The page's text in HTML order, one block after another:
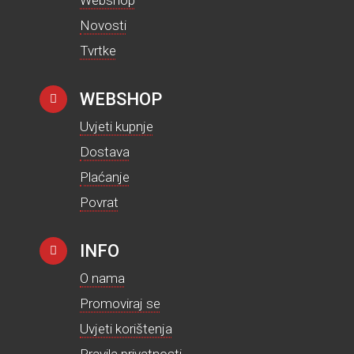
Novosti
Tvrtke
WEBSHOP
Uvjeti kupnje
Dostava
Plaćanje
Povrat
INFO
O nama
Promoviraj se
Uvjeti korištenja